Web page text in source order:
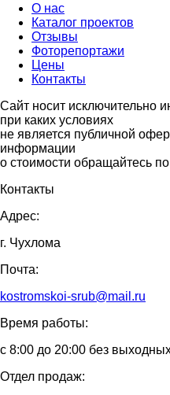
О нас
Каталог проектов
Отзывы
Фоторепортажи
Цены
Контакты
Сайт носит исключительно
при каких условиях
не является публичной
информации
о стоимости обращайтесь
Контакты
Адрес:
г. Чухлома
Почта:
kostromskoi-srub@mail.ru
Время работы:
с 8:00 до 20:00 без
Отдел продаж: